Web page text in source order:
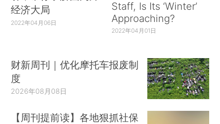
经济大局
2022年04月06日
Staff, Is Its ‘Winter’
Approaching?
2022年04月01日
财新周刊｜优化摩托车报废制
度
2026年08月08日
【周刊提前读】各地狠抓社保